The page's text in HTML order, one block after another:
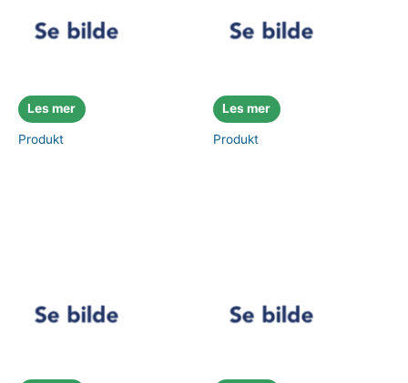
Les mer
Produkt
Les mer
Produkt